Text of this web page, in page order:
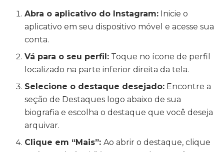
Abra o aplicativo do Instagram: Inicie o
aplicativo em seu dispositivo móvel e acesse sua
conta.
Vá para o seu perfil: Toque no ícone de perfil
localizado na parte inferior direita da tela.
Selecione o destaque desejado: Encontre a
seção de Destaques logo abaixo de sua
biografia e escolha o destaque que você deseja
arquivar.
Clique em “Mais”:Ao abrir o destaque, clique